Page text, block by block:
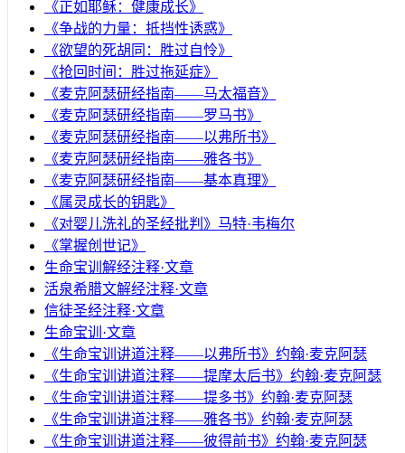
《正如耶稣：健康成长》
《争战的力量：抵挡性诱惑》
《欲望的死胡同：胜过自怜》
《抢回时间：胜过拖延症》
《麦克阿瑟研经指南——马太福音》
《麦克阿瑟研经指南——罗马书》
《麦克阿瑟研经指南——以弗所书》
《麦克阿瑟研经指南——雅各书》
《麦克阿瑟研经指南——基本真理》
《属灵成长的钥匙》
《对婴儿洗礼的圣经批判》马特·韦梅尔
《掌握创世记》
生命宝训解经注释·文章
活泉希腊文解经注释·文章
信徒圣经注释·文章
生命宝训·文章
《生命宝训讲道注释——以弗所书》约翰·麦克阿瑟
《生命宝训讲道注释——提摩太后书》约翰·麦克阿瑟
《生命宝训讲道注释——提多书》约翰·麦克阿瑟
《生命宝训讲道注释——雅各书》约翰·麦克阿瑟
《生命宝训讲道注释——彼得前书》约翰·麦克阿瑟